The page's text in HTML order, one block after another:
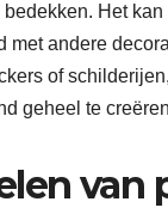
bedekken. Het
met andere
of
geheel te
van